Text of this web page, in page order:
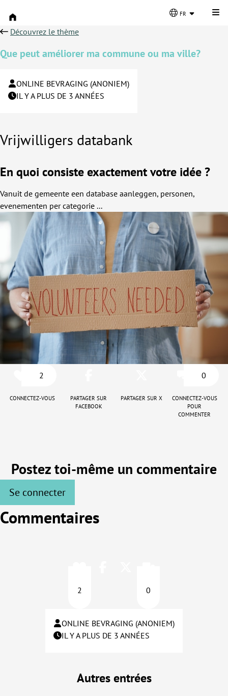
fr
Découvrez le thème
Que peut améliorer ma commune ou ma ville?
ONLINE BEVRAGING (ANONIEM)
IL Y A PLUS DE 3 ANNÉES
Vrijwilligers databank
En quoi consiste exactement votre idée ?
Vanuit de gemeente een database aanleggen, personen,
evenementen per categorie ...
2
Connectez-vous
Partager sur
Facebook
Partager sur X
0
Connectez-vous
pour
commenter
Postez toi-même un commentaire
Se connecter
Commentaires
2 0
ONLINE BEVRAGING (ANONIEM)
IL Y A PLUS DE 3 ANNÉES
Autres entrées